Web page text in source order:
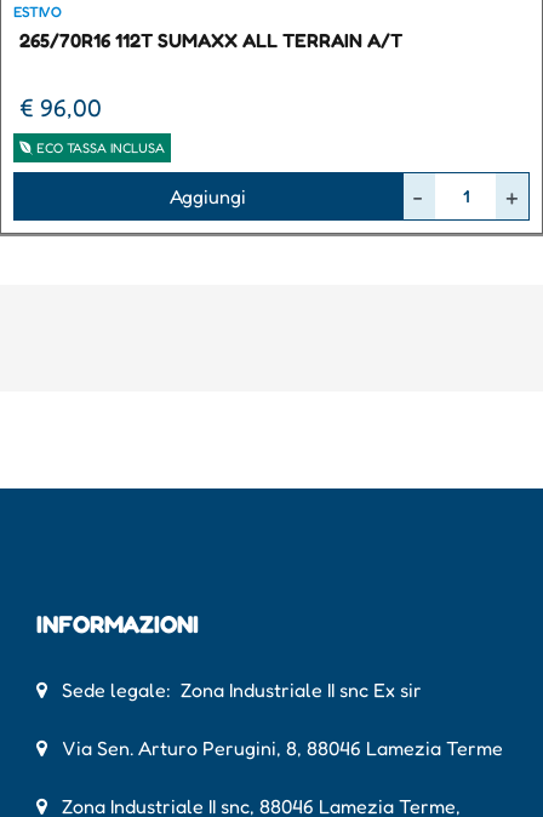
ESTIVO
265/70R16 112T SUMAXX ALL TERRAIN A/T
€ 96,00
ECO TASSA INCLUSA
Aggiungi
INFORMAZIONI
Sede legale: Zona Industriale II snc Ex sir
Via Sen. Arturo Perugini, 8, 88046 Lamezia Terme
Zona Industriale II snc, 88046 Lamezia Terme,